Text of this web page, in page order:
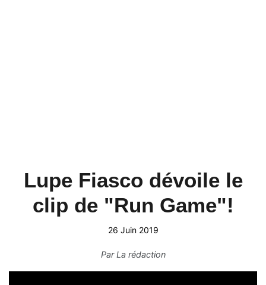
Lupe Fiasco dévoile le
clip de "Run Game"!
26 Juin 2019
ParLa rédaction